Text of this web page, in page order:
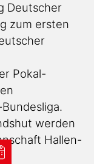
Deutscher
zum ersten
Pokal-
werden
Hallen-